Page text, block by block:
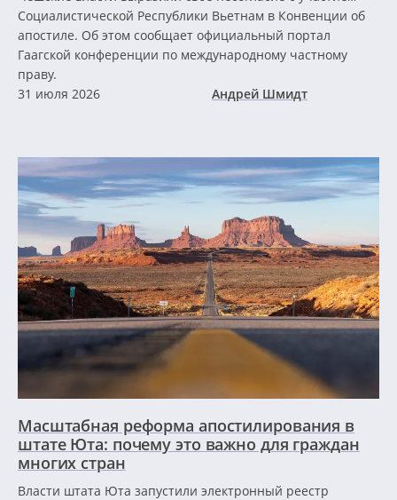
Социалистической Республики Вьетнам в Конвенции об
апостиле. Об этом сообщает официальный портал
Гаагской конференции по международному частному
праву.
31 июля 2026
Андрей Шмидт
Масштабная реформа апостилирования в
штате Юта: почему это важно для граждан
многих стран
Власти штата Юта запустили электронный реестр